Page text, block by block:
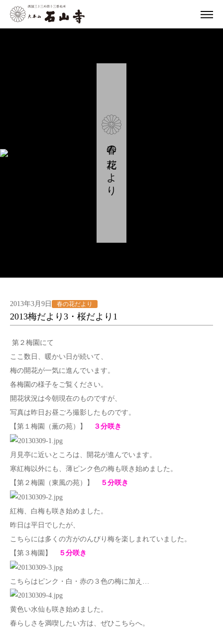
春の花だより
2013年3月9日 春の花だより
2013梅だより3・桜だより1
第２梅園にて
ここ数日、暖かい日が続いて、
梅の開花が一気に進んでいます。
各梅園の様子をご覧ください。
開花状況は今朝現在のものですが、
写真は昨日お昼ごろ撮影したものです。
【第１梅園（薫の苑）】
３分咲き
月見亭に近いところは、開花が進んでいます。
寒紅梅以外にも、薄ピンク色の梅も咲き始めました。
【第２梅園（東風の苑）】
５分咲き
紅梅、白梅も咲き始めました。
昨日は平日でしたが、
こちらには多くの方がのんびり梅を楽しまれていました。
【第３梅園】
５分咲き
こちらはピンク・白・赤の３色の梅に加え…
黄色い水仙も咲き始めました。
春らしさを満喫したい方は、ぜひこちらへ。